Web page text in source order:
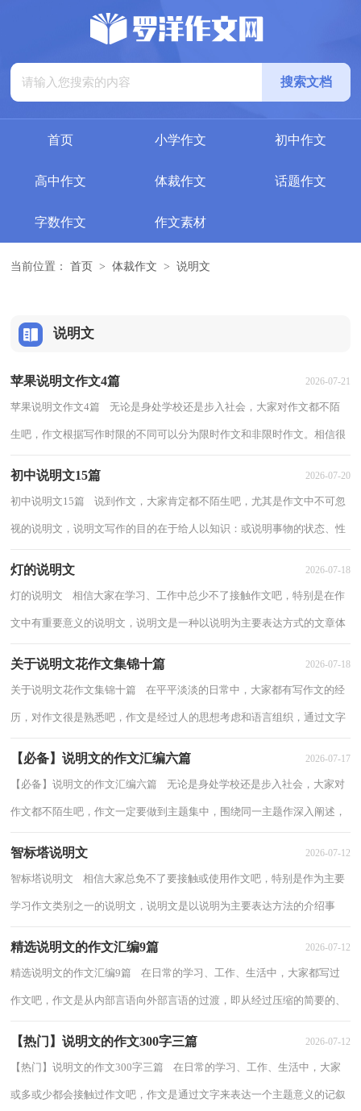
首页 小学作文 初中作文
高中作文 体裁作文 话题作文
字数作文 作文素材
当前位置： 首页 > 体裁作文 > 说明文
说明文
苹果说明文作文4篇 2026-07-21
苹果说明文作文4篇 无论是身处学校还是步入社会，大家对作文都不陌
生吧，作文根据写作时限的不同可以分为限时作文和非限时作文。相信很
初中说明文15篇 2026-07-20
初中说明文15篇 说到作文，大家肯定都不陌生吧，尤其是作文中不可忽
视的说明文，说明文写作的目的在于给人以知识：或说明事物的状态、性
灯的说明文 2026-07-18
灯的说明文 相信大家在学习、工作中总少不了接触作文吧，特别是在作
文中有重要意义的说明文，说明文是一种以说明为主要表达方式的文章体
关于说明文花作文集锦十篇 2026-07-18
关于说明文花作文集锦十篇 在平平淡淡的日常中，大家都有写作文的经
历，对作文很是熟悉吧，作文是经过人的思想考虑和语言组织，通过文字
【必备】说明文的作文汇编六篇 2026-07-17
【必备】说明文的作文汇编六篇 无论是身处学校还是步入社会，大家对
作文都不陌生吧，作文一定要做到主题集中，围绕同一主题作深入阐述，
智标塔说明文 2026-07-12
智标塔说明文 相信大家总免不了要接触或使用作文吧，特别是作为主要
学习作文类别之一的说明文，说明文是以说明为主要表达方法的介绍事
精选说明文的作文汇编9篇 2026-07-12
精选说明文的作文汇编9篇 在日常的学习、工作、生活中，大家都写过
作文吧，作文是从内部言语向外部言语的过渡，即从经过压缩的简要的、
【热门】说明文的作文300字三篇 2026-07-12
【热门】说明文的作文300字三篇 在日常的学习、工作、生活中，大家
或多或少都会接触过作文吧，作文是通过文字来表达一个主题意义的记叙